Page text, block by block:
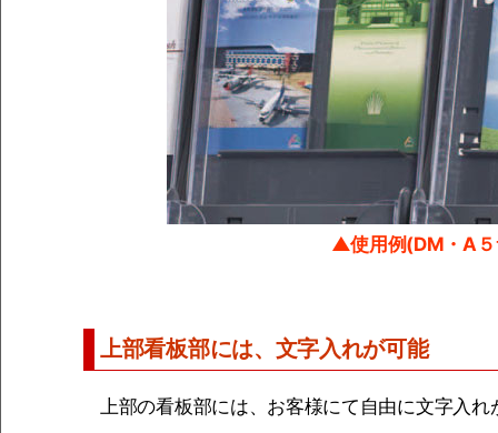
▲使用例(DM・A５
上部看板部には、文字入れが可能
上部の看板部には、お客様にて自由に文字入れ